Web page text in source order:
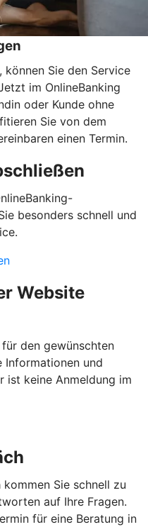
können Sie den Service
im OnlineBanking
oder Kunde ohne
Sie von dem
einen Termin.
besonders schnell und
Website
den gewünschten
Informationen und
ist keine Anmeldung im
Sie schnell zu
auf Ihre Fragen.
für eine Beratung in